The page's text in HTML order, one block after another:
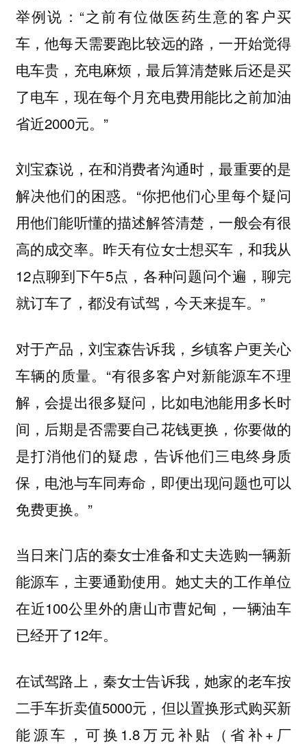
举例说：“之前有位做医药生意的客户买
车，他每天需要跑比较远的路，一开始觉得
电车贵，充电麻烦，最后算清楚账后还是买
了电车，现在每个月充电费用能比之前加油
省近2000元。”
刘宝森说，在和消费者沟通时，最重要的是
解决他们的困惑。“你把他们心里每个疑问
用他们能听懂的描述解答清楚，一般会有很
高的成交率。昨天有位女士想买车，和我从
12点聊到下午5点，各种问题问个遍，聊完
就订车了，都没有试驾，今天来提车。”
对于产品，刘宝森告诉我，乡镇客户更关心
车辆的质量。“有很多客户对新能源车不理
解，会提出很多疑问，比如电池能用多长时
间，后期是否需要自己花钱更换，你要做的
是打消他们的疑虑，告诉他们三电终身质
保，电池与车同寿命，即便出现问题也可以
免费更换。”
当日来门店的秦女士准备和丈夫选购一辆新
能源车，主要通勤使用。她丈夫的工作单位
在近100公里外的唐山市曹妃甸，一辆油车
已经开了12年。
在试驾路上，秦女士告诉我，她家的老车按
二手车折卖值5000元，但以置换形式购买新
能源车，可换1.8万元补贴（省补+厂